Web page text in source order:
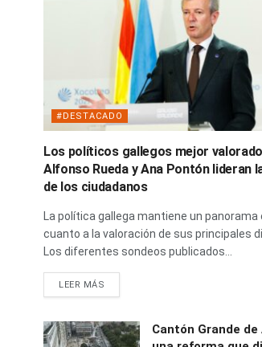
#DESTACADO
Los políticos gallegos mejor
Alfonso Rueda y Ana Pontón lideran
de los ciudadanos
La política gallega mantiene un panorama
cuanto a la valoración de sus principales
Los diferentes sondeos publicados...
LEER MÁS
Cantón Grande de